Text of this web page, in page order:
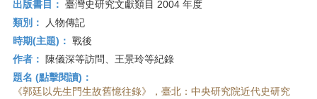
出版書目： 臺灣史研究文獻類目 2004 年度
類別：
人物傳記
時期(主題)： 戰後
作者：
陳儀深等訪問、王景玲等紀錄
題名 (點擊閱讀)：
《郭廷以先生門生故舊憶往錄》，臺北：中央研究院近代史研究